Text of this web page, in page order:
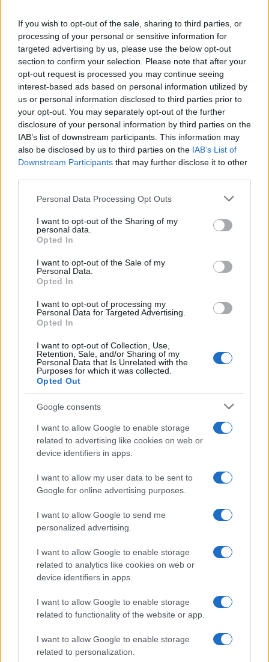
If you wish to opt-out of the sale, sharing to third parties, or
processing of your personal or sensitive information for
targeted advertising by us, please use the below opt-out
section to confirm your selection. Please note that after your
opt-out request is processed you may continue seeing
interest-based ads based on personal information utilized by
us or personal information disclosed to third parties prior to
your opt-out. You may separately opt-out of the further
disclosure of your personal information by third parties on the
IAB’s list of downstream participants. This information may
also be disclosed by us to third parties on the IAB’s List of
Downstream Participants that may further disclose it to other
Please note that this website/app uses one or more Google
not limited to your visit or usage behaviour. You may click to
grant or deny consent to Google and its third-party tags to
use your data for below specified purposes in below Google
consent section.
Personal Data Processing Opt Outs
I want to opt-out of the Sharing of my
personal data.
Opted In
I want to opt-out of the Sale of my
Personal Data.
Opted In
I want to opt-out of processing my
Personal Data for Targeted Advertising.
Opted In
I want to opt-out of Collection, Use,
Retention, Sale, and/or Sharing of my
Personal Data that Is Unrelated with the
Purposes for which it was collected.
Opted Out
Google consents
I want to allow Google to enable storage
related to advertising like cookies on web or
device identifiers in apps.
I want to allow my user data to be sent to
Google for online advertising purposes.
I want to allow Google to send me
personalized advertising.
I want to allow Google to enable storage
related to analytics like cookies on web or
device identifiers in apps.
I want to allow Google to enable storage
related to functionality of the website or app.
I want to allow Google to enable storage
related to personalization.
Continua a leggere
FAI DA TE E CREATIVITÀ
Ghirlande naturali con legno, foglie e fiori: tutorial
facile per famiglie
Emanuele Galli · 26 Lug 2026
Romea Pop Market 2026: vintage, artigianato e serate
estive a Marina Romea
Cristian Castiglioni · 14 Lug 2026